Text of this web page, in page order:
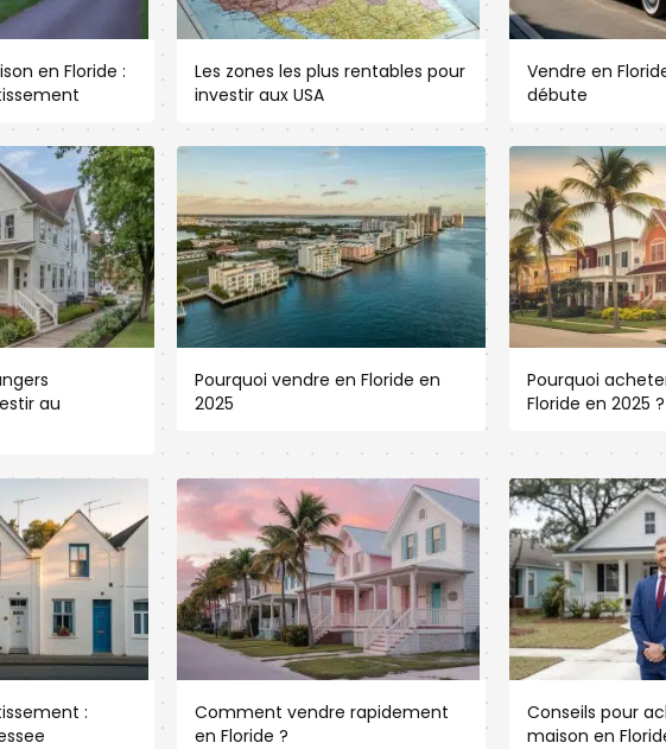
en Floride :
Les zones les plus rentables pour
investir aux USA
Vendre en
débute
au
Pourquoi vendre en Floride en
2025
Pourquoi
Floride en 2025 ?
:
Comment vendre rapidement
en Floride ?
Conseils pour
maison en